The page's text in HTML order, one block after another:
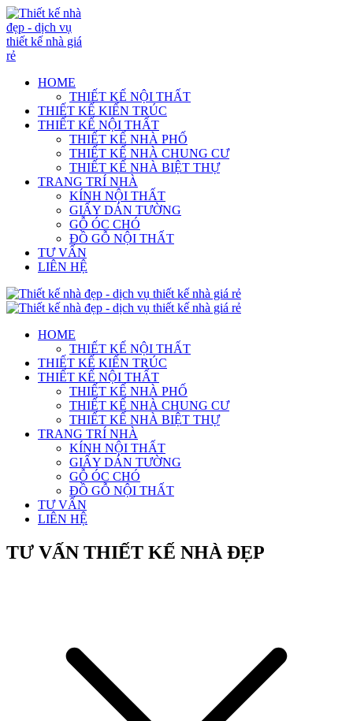
HOME
THIẾT KẾ NỘI THẤT
THIẾT KẾ KIẾN TRÚC
THIẾT KẾ NỘI THẤT
THIẾT KẾ NHÀ PHỐ
THIẾT KẾ NHÀ CHUNG CƯ
THIẾT KẾ NHÀ BIỆT THỰ
TRANG TRÍ NHÀ
KÍNH NỘI THẤT
GIẤY DÁN TƯỜNG
GỖ ÓC CHÓ
ĐỒ GỖ NỘI THẤT
TƯ VẤN
LIÊN HỆ
HOME
THIẾT KẾ NỘI THẤT
THIẾT KẾ KIẾN TRÚC
THIẾT KẾ NỘI THẤT
THIẾT KẾ NHÀ PHỐ
THIẾT KẾ NHÀ CHUNG CƯ
THIẾT KẾ NHÀ BIỆT THỰ
TRANG TRÍ NHÀ
KÍNH NỘI THẤT
GIẤY DÁN TƯỜNG
GỖ ÓC CHÓ
ĐỒ GỖ NỘI THẤT
TƯ VẤN
LIÊN HỆ
TƯ VẤN THIẾT KẾ NHÀ ĐẸP